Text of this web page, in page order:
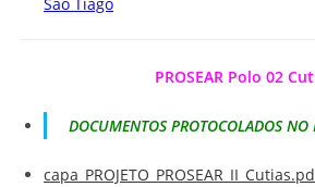
São Tiago
PROSEAR Polo 02
DOCUMENTOS PROTOCOLADOS